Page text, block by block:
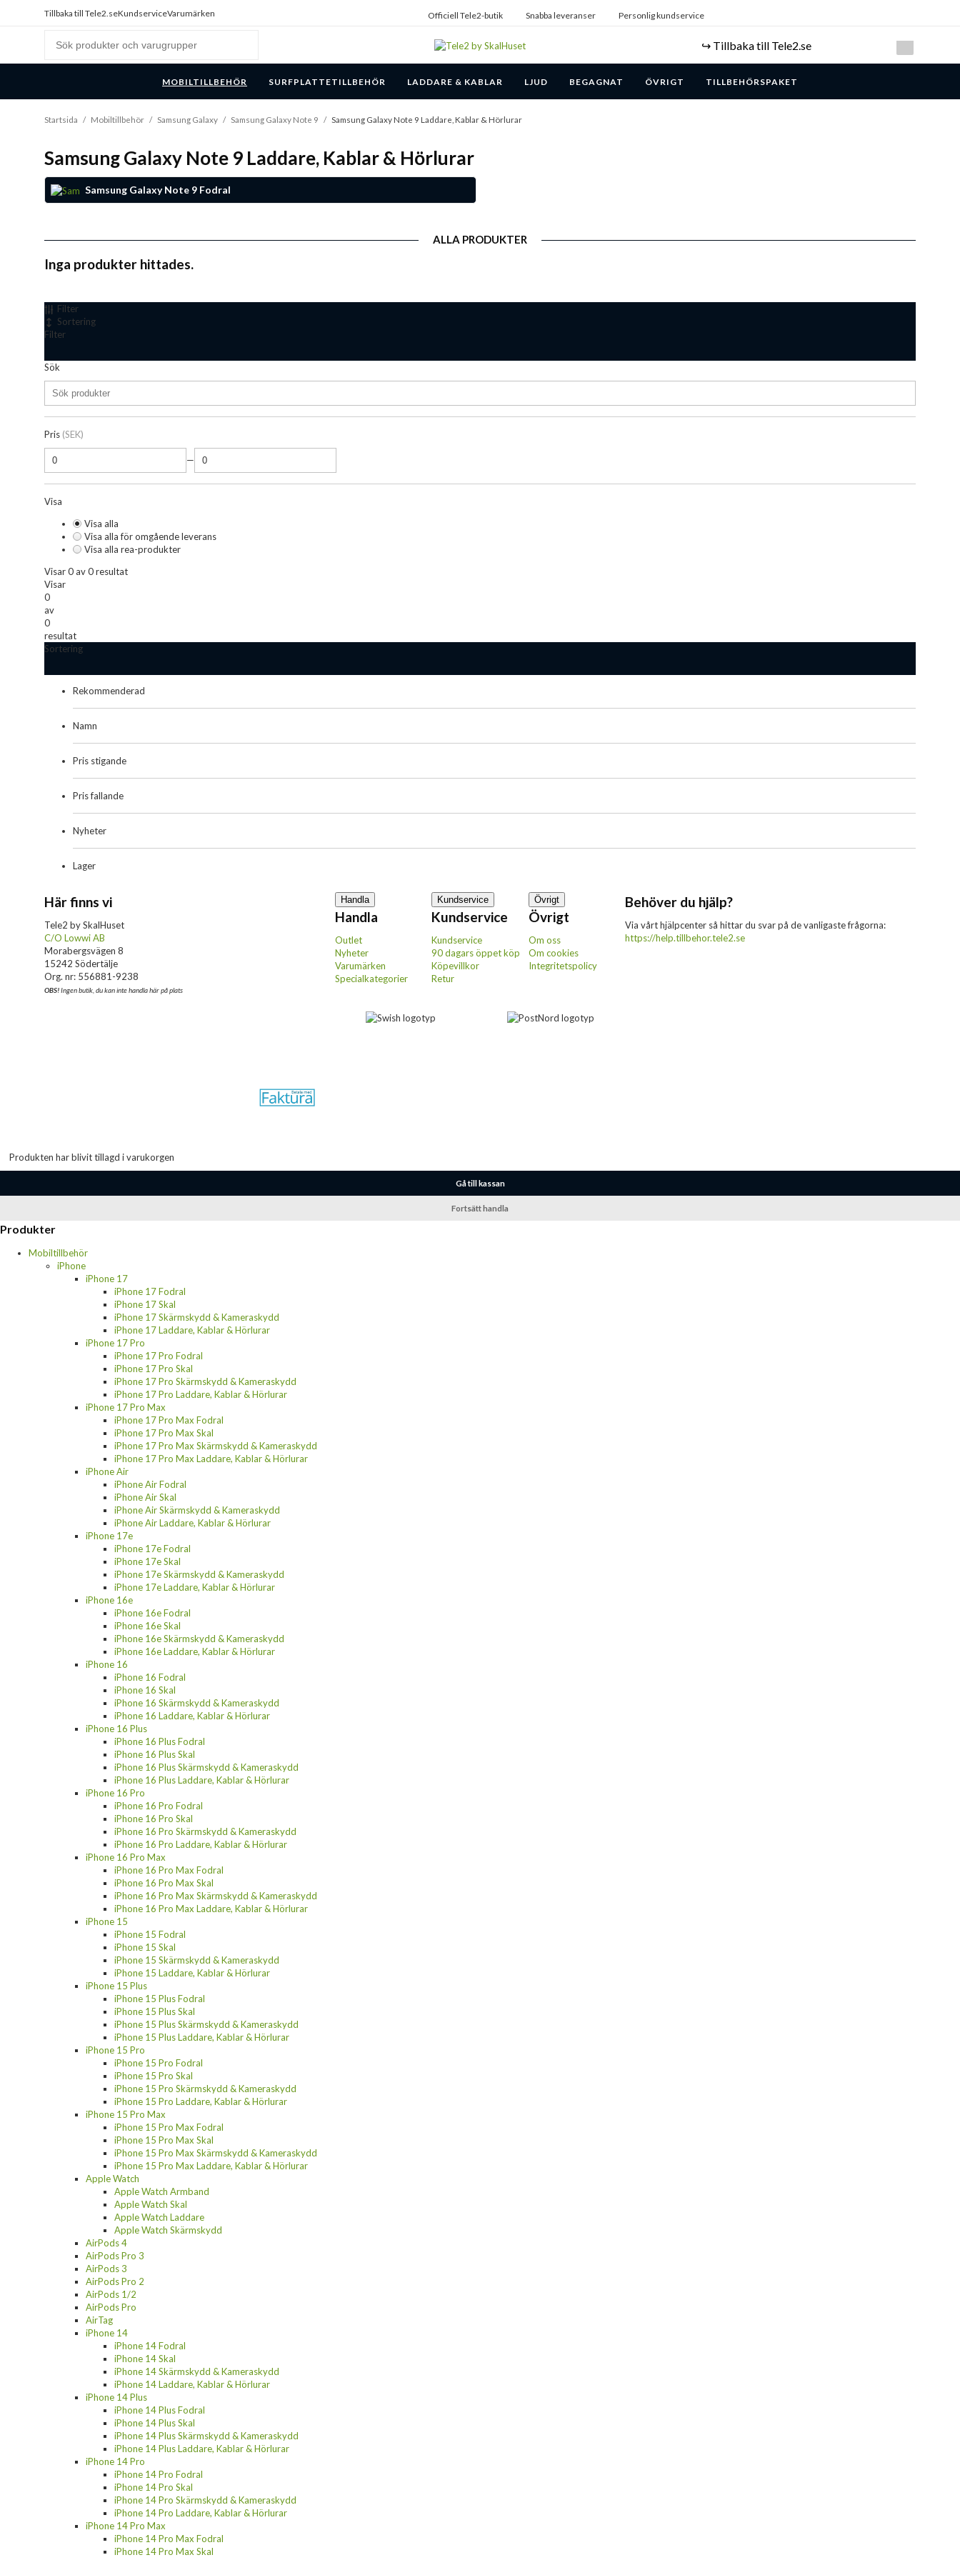
Tillbaka till Tele2.seKundserviceVarumärken Officiell Tele2-butik Snabba leveranser Personlig kundservice
↪️ Tillbaka till Tele2.se
MOBILTILLBEHÖR SURFPLATTETILLBEHÖR LADDARE & KABLAR LJUD BEGAGNAT ÖVRIGT TILLBEHÖRSPAKET
Startsida / Mobiltillbehör / Samsung Galaxy / Samsung Galaxy Note 9 / Samsung Galaxy Note 9 Laddare, Kablar & Hörlurar
Samsung Galaxy Note 9 Laddare, Kablar & Hörlurar
Samsung Galaxy Note 9 Fodral
ALLA PRODUKTER
Inga produkter hittades.
Filter
Sortering
Filter
Sök
Pris (SEK)
—
Visa
Visa alla
Visa alla för omgående leverans
Visa alla rea-produkter
Visar 0 av 0 resultat
Visar
0
av
0
resultat
Sortering
Rekommenderad
Namn
Pris stigande
Pris fallande
Nyheter
Lager
Här finns vi
Tele2 by SkalHuset
C/O Lowwi AB
Morabergsvägen 8
15242 Södertälje
Org. nr: 556881-9238
OBS!Ingen butik, du kan inte handla här på plats
Handla
Handla
Outlet
Nyheter
Varumärken
Specialkategorier
Kundservice
Kundservice
Kundservice
90 dagars öppet köp
Köpevillkor
Retur
Övrigt
Övrigt
Om oss
Om cookies
Integritetspolicy
Behöver du hjälp?
Via vårt hjälpcenter så hittar du svar på de vanligaste frågorna:
https://help.tillbehor.tele2.se
Produkten har blivit tillagd i varukorgen
Gå till kassan
Fortsätt handla
Produkter
Mobiltillbehör
iPhone
iPhone 17
iPhone 17 Fodral
iPhone 17 Skal
iPhone 17 Skärmskydd & Kameraskydd
iPhone 17 Laddare, Kablar & Hörlurar
iPhone 17 Pro
iPhone 17 Pro Fodral
iPhone 17 Pro Skal
iPhone 17 Pro Skärmskydd & Kameraskydd
iPhone 17 Pro Laddare, Kablar & Hörlurar
iPhone 17 Pro Max
iPhone 17 Pro Max Fodral
iPhone 17 Pro Max Skal
iPhone 17 Pro Max Skärmskydd & Kameraskydd
iPhone 17 Pro Max Laddare, Kablar & Hörlurar
iPhone Air
iPhone Air Fodral
iPhone Air Skal
iPhone Air Skärmskydd & Kameraskydd
iPhone Air Laddare, Kablar & Hörlurar
iPhone 17e
iPhone 17e Fodral
iPhone 17e Skal
iPhone 17e Skärmskydd & Kameraskydd
iPhone 17e Laddare, Kablar & Hörlurar
iPhone 16e
iPhone 16e Fodral
iPhone 16e Skal
iPhone 16e Skärmskydd & Kameraskydd
iPhone 16e Laddare, Kablar & Hörlurar
iPhone 16
iPhone 16 Fodral
iPhone 16 Skal
iPhone 16 Skärmskydd & Kameraskydd
iPhone 16 Laddare, Kablar & Hörlurar
iPhone 16 Plus
iPhone 16 Plus Fodral
iPhone 16 Plus Skal
iPhone 16 Plus Skärmskydd & Kameraskydd
iPhone 16 Plus Laddare, Kablar & Hörlurar
iPhone 16 Pro
iPhone 16 Pro Fodral
iPhone 16 Pro Skal
iPhone 16 Pro Skärmskydd & Kameraskydd
iPhone 16 Pro Laddare, Kablar & Hörlurar
iPhone 16 Pro Max
iPhone 16 Pro Max Fodral
iPhone 16 Pro Max Skal
iPhone 16 Pro Max Skärmskydd & Kameraskydd
iPhone 16 Pro Max Laddare, Kablar & Hörlurar
iPhone 15
iPhone 15 Fodral
iPhone 15 Skal
iPhone 15 Skärmskydd & Kameraskydd
iPhone 15 Laddare, Kablar & Hörlurar
iPhone 15 Plus
iPhone 15 Plus Fodral
iPhone 15 Plus Skal
iPhone 15 Plus Skärmskydd & Kameraskydd
iPhone 15 Plus Laddare, Kablar & Hörlurar
iPhone 15 Pro
iPhone 15 Pro Fodral
iPhone 15 Pro Skal
iPhone 15 Pro Skärmskydd & Kameraskydd
iPhone 15 Pro Laddare, Kablar & Hörlurar
iPhone 15 Pro Max
iPhone 15 Pro Max Fodral
iPhone 15 Pro Max Skal
iPhone 15 Pro Max Skärmskydd & Kameraskydd
iPhone 15 Pro Max Laddare, Kablar & Hörlurar
Apple Watch
Apple Watch Armband
Apple Watch Skal
Apple Watch Laddare
Apple Watch Skärmskydd
AirPods 4
AirPods Pro 3
AirPods 3
AirPods Pro 2
AirPods 1/2
AirPods Pro
AirTag
iPhone 14
iPhone 14 Fodral
iPhone 14 Skal
iPhone 14 Skärmskydd & Kameraskydd
iPhone 14 Laddare, Kablar & Hörlurar
iPhone 14 Plus
iPhone 14 Plus Fodral
iPhone 14 Plus Skal
iPhone 14 Plus Skärmskydd & Kameraskydd
iPhone 14 Plus Laddare, Kablar & Hörlurar
iPhone 14 Pro
iPhone 14 Pro Fodral
iPhone 14 Pro Skal
iPhone 14 Pro Skärmskydd & Kameraskydd
iPhone 14 Pro Laddare, Kablar & Hörlurar
iPhone 14 Pro Max
iPhone 14 Pro Max Fodral
iPhone 14 Pro Max Skal